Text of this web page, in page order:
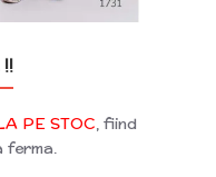
PE STOC, fiind
ferma.